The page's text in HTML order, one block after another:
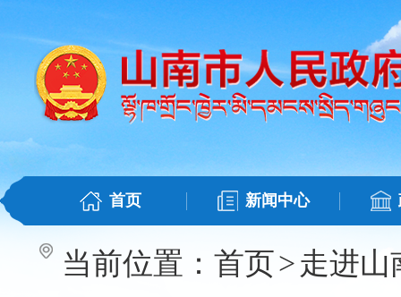
首页 新闻中心
当前位置： 首页>走进山